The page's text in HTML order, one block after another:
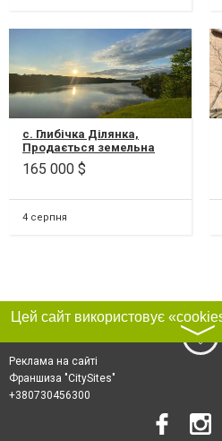
с. Глибічка Ділянка,
Продається земельна
ділянка з гарним
краєвидом на річку р.
165 000 $
4 серпня
〉
Реклама на сайті
Франшиза "CitySites"
+380730456300